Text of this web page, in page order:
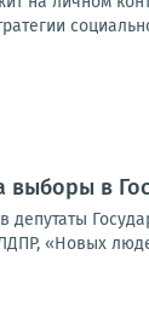
выборы в
депутаты
«Новых